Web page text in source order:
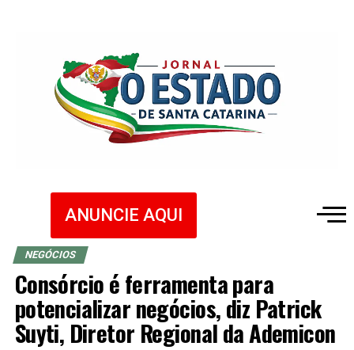
ANUNCIE AQUI
NEGÓCIOS
Consórcio é ferramenta para
potencializar negócios, diz Patrick
Suyti, Diretor Regional da Ademicon